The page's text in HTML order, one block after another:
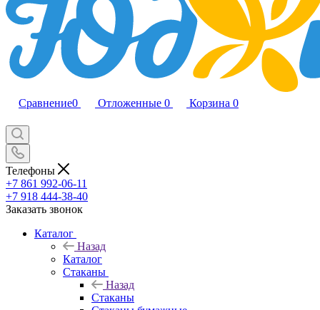
Сравнение0 Отложенные 0 Корзина 0
Телефоны
+7 861 992-06-11
+7 918 444-38-40
Заказать звонок
Каталог
Назад
Каталог
Стаканы
Назад
Стаканы